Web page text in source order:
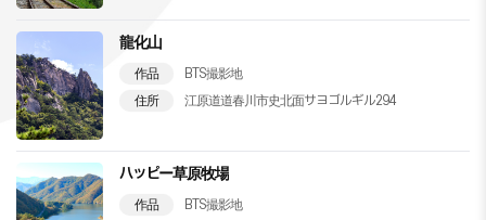
龍化山
作品
BTS撮影地
住所
江原道道春川市史北面サヨゴルギル294
ハッピー草原牧場
作品
BTS撮影地